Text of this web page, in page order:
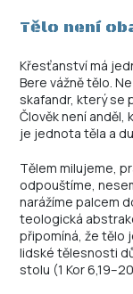
Tělo není
Křesťanství má
Bere vážně tělo.
skafandr, který se
Člověk není anděl,
je jednota těla a
Tělem milujeme,
odpouštíme,
narážíme palcem
teologická
připomíná, že tělo
lidské tělesnosti
stolu (1 Kor